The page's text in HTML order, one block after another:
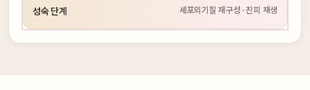
성숙 단계 세포외기질 재구성 · 진피 재생